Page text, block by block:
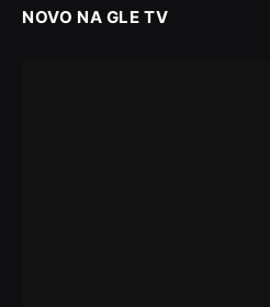
NOVO NA GLE TV